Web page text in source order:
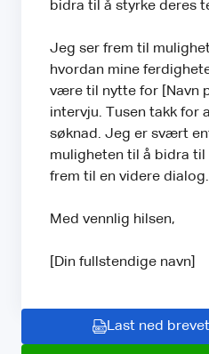
bidra til å styrke deres
Jeg ser frem til
hvordan mine
være til nytte for [Navn
intervju. Tusen takk for
søknad. Jeg er svært
muligheten til å bidra
frem til en videre dialog.
Med vennlig hilsen,
[Din fullstendige navn]
Last ned